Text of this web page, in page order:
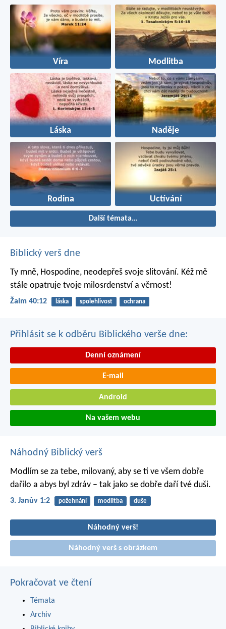
Víra Modlitba
Láska Naděje
Rodina Uctívání
Další témata…
Biblický verš dne
Ty mně, Hospodine, neodepřeš svoje slitování. Kéž mě
stále opatruje tvoje milosrdenství a věrnost!
Žalm 40:12 láska spolehlivost ochrana
Přihlásit se k odběru Biblického verše dne:
Denní oznámení
E-mail
Android
Na vašem webu
Náhodný Biblický verš
Modlím se za tebe, milovaný, aby se ti ve všem dobře
dařilo a abys byl zdráv – tak jako se dobře daří tvé duši.
3. Janův 1:2 požehnání modlitba duše
Náhodný verš!
Náhodný verš s obrázkem
Pokračovat ve čtení
Témata
Archiv